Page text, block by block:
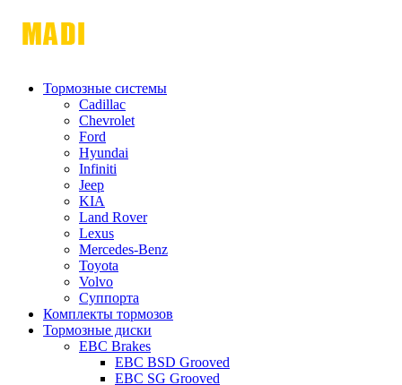
Тормозные системы
Cadillac
Chevrolet
Ford
Hyundai
Infiniti
Jeep
KIA
Land Rover
Lexus
Mercedes-Benz
Toyota
Volvo
Суппорта
Комплекты тормозов
Тормозные диски
EBC Brakes
EBC BSD Grooved
EBC SG Grooved